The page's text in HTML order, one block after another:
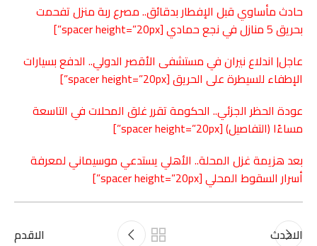
حادث مأساوي قبل الإفطار بدقائق.. مصرع ربة منزل تفحمت
بحريق 5 منازل في نجع حمادي
[spacer height=”20px”]
عاجل| اندلاع نيران في مستشفى الأقصر الدولي.. الدفع بسيارات
الإطفاء للسيطرة على الحريق[spacer height=”20px”]
عودة الحظر الجزئي.. الحكومة تقرر غلق المحلات في التاسعة
مساءًا (التفاصيل)[spacer height=”20px”]
بعد هزيمة غزل المحلة.. الأهلييستدعي موسيماني لمعرفة
أسرار السقوط المحلي[spacer height=”20px”]
الاحدث الاقدم